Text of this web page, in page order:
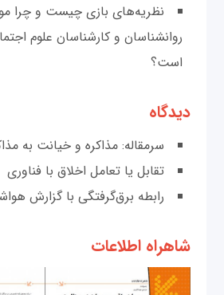
نظریه‌های بازی چیست و چرا
روانشناسان و کارشناسان علوم
است؟
دیدگاه
سرمقاله: مذاکره و خیانت به
تقابل یا تعامل اخلاق با فناوری
رابطه برق‌گرفتگی با گزارش
شاهراه اطلاعات